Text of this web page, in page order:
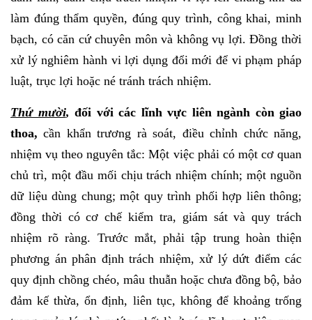
làm đúng thẩm quyền, đúng quy trình, công khai, minh
bạch, có căn cứ chuyên môn và không vụ lợi. Đồng thời
xử lý nghiêm hành vi lợi dụng đổi mới để vi phạm pháp
luật, trục lợi hoặc né tránh trách nhiệm.
Thứ mười, đối với các lĩnh vực liên ngành còn giao
thoa, cần khẩn trương rà soát, điều chỉnh chức năng,
nhiệm vụ theo nguyên tắc: Một việc phải có một cơ quan
chủ trì, một đầu mối chịu trách nhiệm chính; một nguồn
dữ liệu dùng chung; một quy trình phối hợp liên thông;
đồng thời có cơ chế kiểm tra, giám sát và quy trách
nhiệm rõ ràng. Trước mắt, phải tập trung hoàn thiện
phương án phân định trách nhiệm, xử lý dứt điểm các
quy định chồng chéo, mâu thuẫn hoặc chưa đồng bộ, bảo
đảm kế thừa, ổn định, liên tục, không để khoảng trống